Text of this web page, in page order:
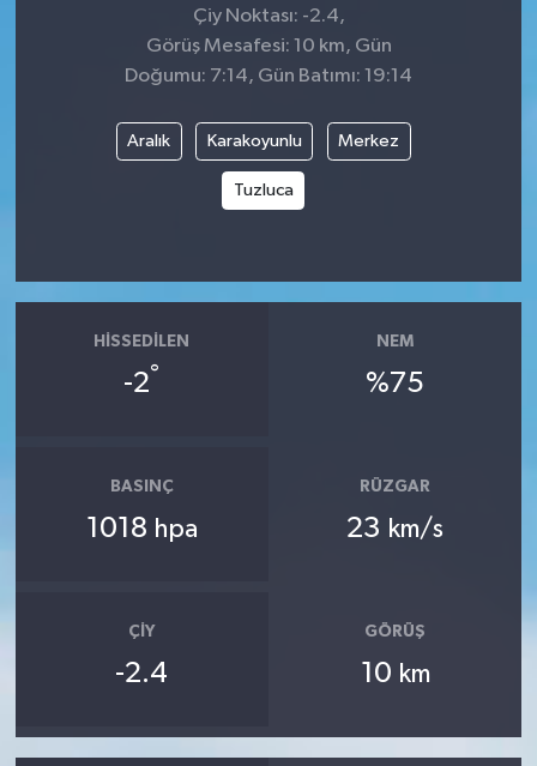
Çiy Noktası: -2.4,
Görüş Mesafesi: 10 km, Gün
Doğumu: 7:14, Gün Batımı: 19:14
Aralık Karakoyunlu Merkez
Tuzluca
HISSEDILEN
-2°
NEM
%75
BASINÇ
1018 hpa
RÜZGAR
23 km/s
ÇIY
-2.4
GÖRÜŞ
10 km